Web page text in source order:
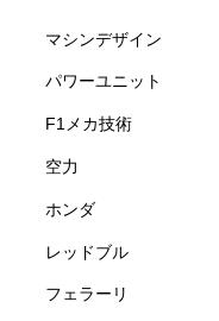
マシンデザイン
パワーユニット
F1メカ技術
空力
ホンダ
レッドブル
フェラーリ